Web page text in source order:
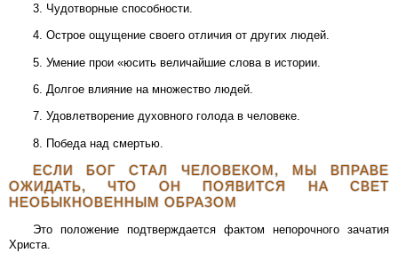
3. Чудотворные способности.
4. Острое ощущение своего отличия от других людей.
5. Умение прои «юсить величайшие слова в истории.
6. Долгое влияние на множество людей.
7. Удовлетворение духовного голода в человеке.
8. Победа над смертью.
ЕСЛИ БОГ СТАЛ ЧЕЛОВЕКОМ, МЫ ВПРАВЕ
ОЖИДАТЬ, ЧТО ОН ПОЯВИТСЯ НА СВЕТ
НЕОБЫКНОВЕННЫМ ОБРАЗОМ
Это положение подтверждается фактом непорочного зачатия
Христа.